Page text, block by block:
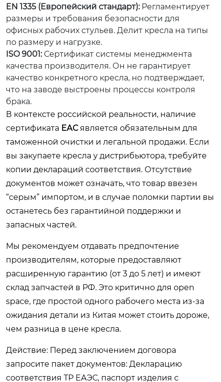
EN 1335 (Европейский стандарт):Регламентирует
размеры и требования безопасности для
офисных рабочих стульев. Делит кресла на типы
по размеру и нагрузке.
ISO 9001:Сертификат системы менеджмента
качества производителя. Он не гарантирует
качество конкретного кресла, но подтверждает,
что на заводе выстроены процессы контроля
брака.
В контексте российской реальности, наличие
сертификата ЕАСявляется обязательным для
таможенной очистки и легальной продажи. Если
вы закупаете кресла у дистрибьютора, требуйте
копии деклараций соответствия. Отсутствие
документов может означать, что товар ввезен
“серым” импортом, и в случае поломки партии вы
останетесь без гарантийной поддержки и
запасных частей.
Мы рекомендуем отдавать предпочтение
производителям, которые предоставляют
расширенную гарантию (от 3 до 5 лет) и имеют
склад запчастей в РФ. Это критично для open
space, где простой одного рабочего места из-за
ожидания детали из Китая может стоить дороже,
чем разница в цене кресла.
Действие: Перед заключением договора
запросите пакет документов: Декларацию
соответствия ТР ЕАЭС, паспорт изделия с